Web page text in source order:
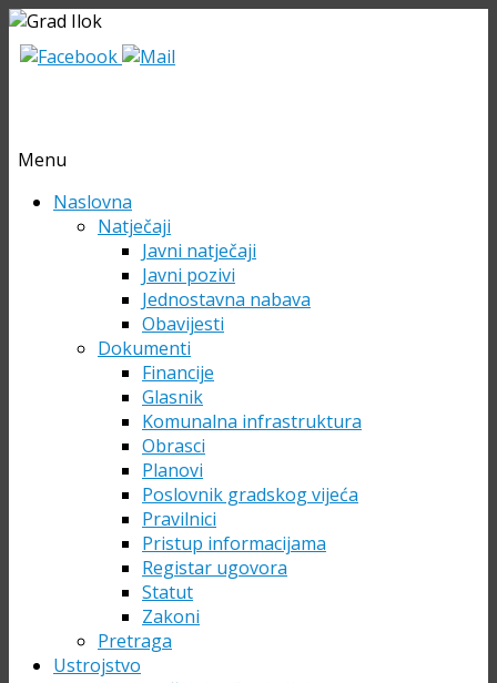
Menu
Skip Naslovna
Natječaji
Javni natječaji
Javni pozivi
Jednostavna nabava
Obavijesti
Dokumenti
Financije
Glasnik
Komunalna infrastruktura
Obrasci
Planovi
Poslovnik gradskog vijeća
Pravilnici
Pristup informacijama
Registar ugovora
Statut
Zakoni
Pretraga
Ustrojstvo